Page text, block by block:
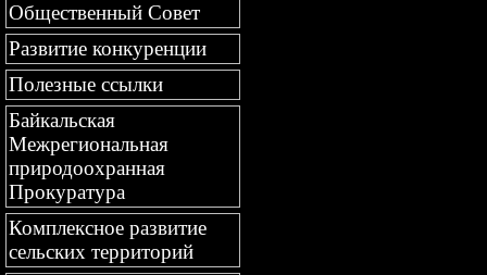
Общественный Совет
Развитие конкуренции
Полезные ссылки
Байкальская
Межрегиональная
природоохранная
Прокуратура
Комплексное развитие
сельских территорий